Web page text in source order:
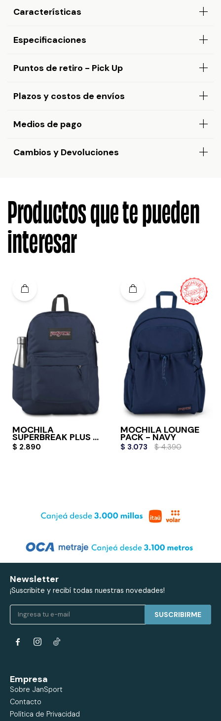
Características
Especificaciones
Puntos de retiro - Pick Up
Plazos y costos de envíos
Medios de pago
Cambios y Devoluciones
Productos que te pueden
interesar
MOCHILA
SUPERBREAK PLUS -
NAVY
$ 2.890
MOCHILA LOUNGE
PACK - NAVY
$ 3.073 $ 4.390
Newsletter
¡Suscribite y recibí todas nuestras novedades!
SUSCRIBIRME
 
Empresa
Sobre JanSport
Contacto
Política de Privacidad